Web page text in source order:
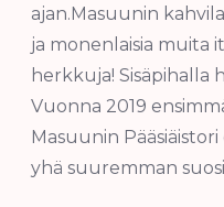
ajan.Masuunin
ja monenlaisia muita
herkkuja! Sisäpihalla
Vuonna 2019
Masuunin
yhä suuremman